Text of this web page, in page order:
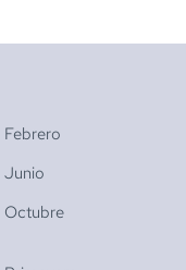
Febrero
Junio
Octubre